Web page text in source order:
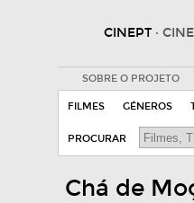
CINEPT ·
SOBRE O PROJETO
FILMES GÉNEROS
PROCURAR
Chá de